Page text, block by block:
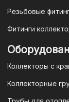
Резьбовые
Фитинги
Коллекторы с
Коллекторные